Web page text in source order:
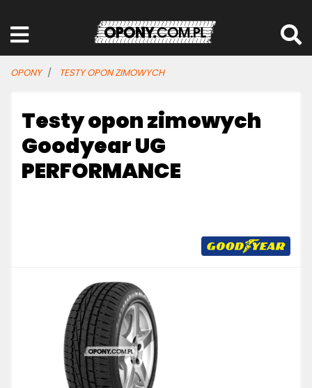
OPONY TESTY OPON ZIMOWYCH
Testy opon zimowych
Goodyear UG
PERFORMANCE